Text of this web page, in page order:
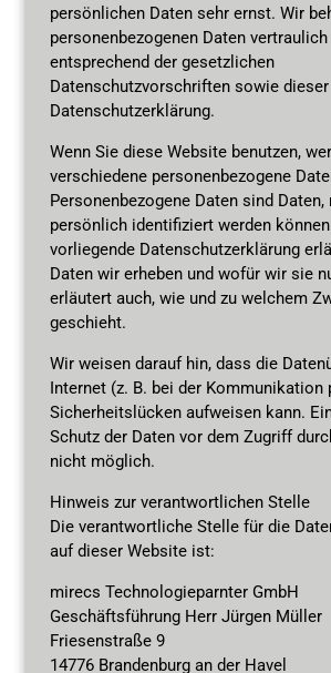
persönlichen Daten sehr ernst. Wir
personenbezogenen Daten vertraulich
entsprechend der gesetzlichen
Datenschutzvorschriften sowie dieser
Datenschutzerklärung.
Wenn Sie diese Website benutzen,
verschiedene personenbezogene
Personenbezogene Daten sind
persönlich identifiziert werden
vorliegende Datenschutzerklärung
Daten wir erheben und wofür wir sie
erläutert auch, wie und zu welchem
geschieht.
Wir weisen darauf hin, dass die
Internet (z. B. bei der Kommunikation
Sicherheitslücken aufweisen kann.
Schutz der Daten vor dem Zugriff
nicht möglich.
Hinweis zur verantwortlichen Stelle
Die verantwortliche Stelle für die
auf dieser Website ist:
mirecs Technologieparnter GmbH
Geschäftsführung Herr Jürgen Müller
Friesenstraße 9
14776 Brandenburg an der Havel